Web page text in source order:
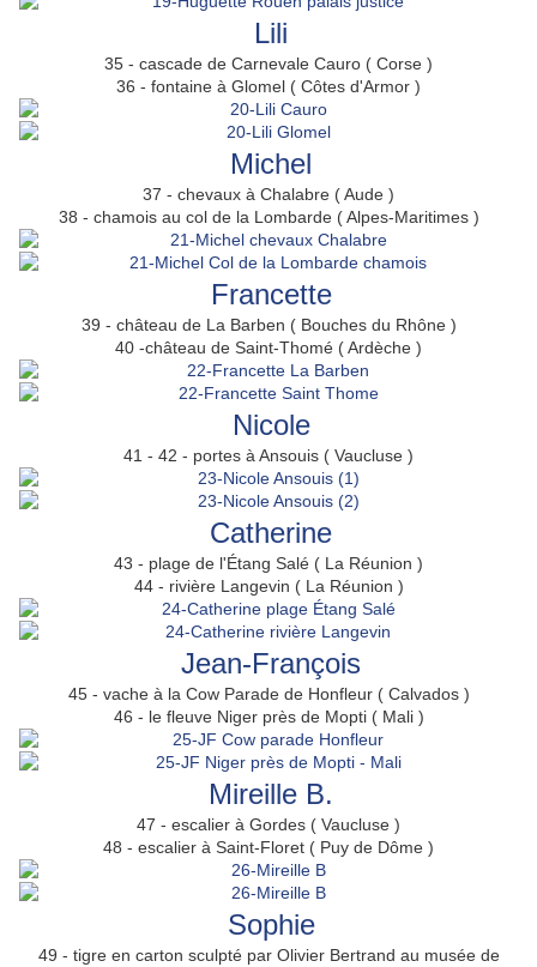
Lili
35 - cascade de Carnevale Cauro ( Corse )
36 - fontaine à Glomel ( Côtes d'Armor )
Michel
37 - chevaux à Chalabre ( Aude )
38 - chamois au col de la Lombarde ( Alpes-Maritimes )
Francette
39 - château de La Barben ( Bouches du Rhône )
40 -château de Saint-Thomé ( Ardèche )
Nicole
41 - 42 - portes à Ansouis ( Vaucluse )
Catherine
43 - plage de l'Étang Salé ( La Réunion )
44 - rivière Langevin ( La Réunion )
Jean-François
45 - vache à la Cow Parade de Honfleur ( Calvados )
46 - le fleuve Niger près de Mopti ( Mali )
Mireille B.
47 - escalier à Gordes ( Vaucluse )
48 - escalier à Saint-Floret ( Puy de Dôme )
Sophie
49 - tigre en carton sculpté par Olivier Bertrand au musée de